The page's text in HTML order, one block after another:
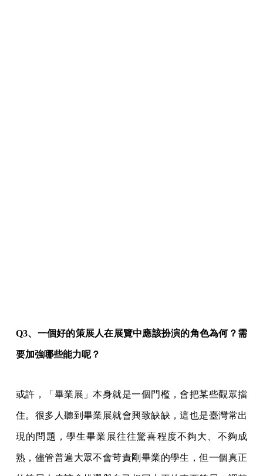
Q3、一個好的策展人在展覽中應該扮演的角色為何？需
要加強哪些能力呢？
或許，「畢業展」本身就是一個門檻，會把某些觀眾擋
住。很多人聽到畢業展就會興致缺缺，這也是臺灣常出
現的問題，學生畢業展往往驚喜程度不夠大、不夠成
熟，儘管普遍大眾不會苛責剛畢業的學生，但一個真正